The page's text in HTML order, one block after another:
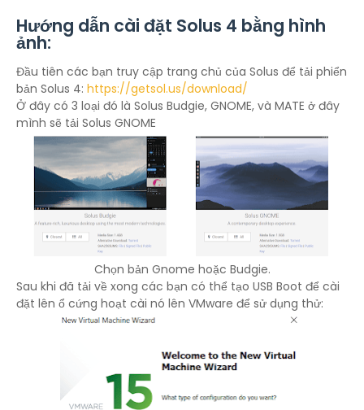
Hướng dẫn cài đặt Solus 4 bằng hình
ảnh:
Đầu tiên các bạn truy cập trang chủ của Solus để tải phiển
bản Solus 4: https://getsol.us/download/
Ở đây có 3 loại đó là Solus Budgie, GNOME, và MATE ở đây
mình sẽ tải Solus GNOME
Chọn bản Gnome hoặc Budgie.
Sau khi đã tải về xong các bạn có thể tạo USB Boot để cài
đặt lên ổ cứng hoạt cài nó lên VMware để sử dụng thử: